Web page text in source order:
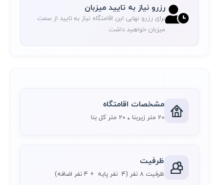
رزرو نیاز به تایید میزبان
برای رزرو نهایی این اقامتگاه نیاز به تایید از سمت
میزبان خواهید داشت.
مشخصات اقامتگاه
20 متر زیربنا 20 متر کل بنا
ظرفیت
ظرفیت 8 نفر (4 نفر پایه + 4 نفر اضافه)